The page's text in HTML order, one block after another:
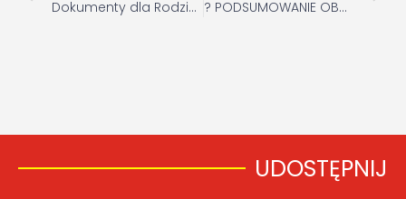
Dokumenty dla Rodziców Obozu Sportowego w Białce Tatrzańskiej w terminie 8-15.08.2021r.
? PODSUMOWANIE OBOZU ?
UDOSTĘPNIJ